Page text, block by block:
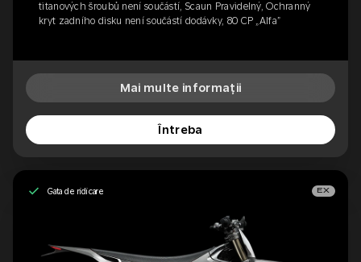
titanových šroubů není součástí, Scaun Pravidelný, Ochranný
kryt zadního disku není součástí dodávky, 80 CP „Alfa”
Mai multe informații
Întreba
Gata de ridicare EX